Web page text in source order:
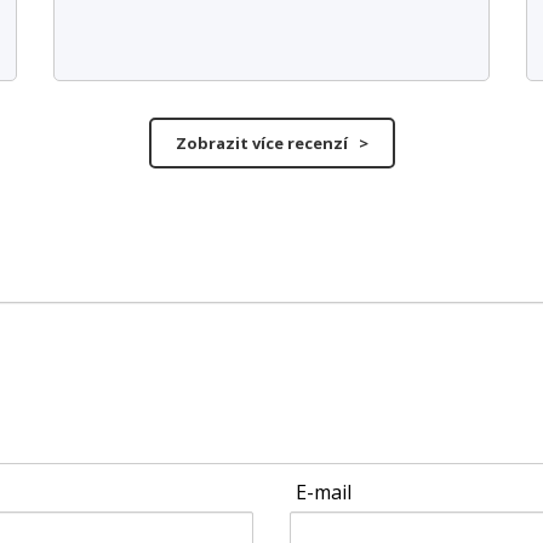
Zobrazit více recenzí >
E-mail